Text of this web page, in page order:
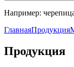
Например:
ГлавнаяПродукция
Продукция